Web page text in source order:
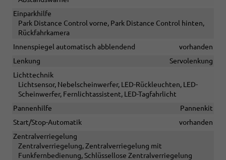
Einparkhilfe
Park Distance Control vorne, Park Distance Control hinten,
Rückfahrkamera
Innenspiegel automatisch abblendend
vorhanden
Lenkung
Servolenkung
Lichttechnik
Lichtsensor, Nebelscheinwerfer, LED-Rückleuchten, LED-
Scheinwerfer, Fernlichtassistent, LED-Tagfahrlicht
Pannenhilfe
Pannenkit
Start/Stop-Automatik
vorhanden
Zentralverriegelung
Zentralverriegelung, Zentralverriegelung mit
Funkfernbedienung, Schlüssellose Zentralverriegelung